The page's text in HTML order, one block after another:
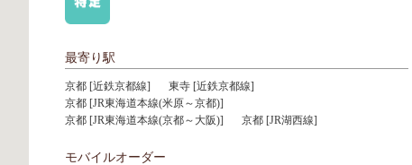
最寄り駅
京都 [近鉄京都線]
東寺 [近鉄京都線]
京都 [JR東海道本線(米原～京都)]
京都 [JR東海道本線(京都～大阪)]
京都 [JR湖西線]
モバイルオーダー